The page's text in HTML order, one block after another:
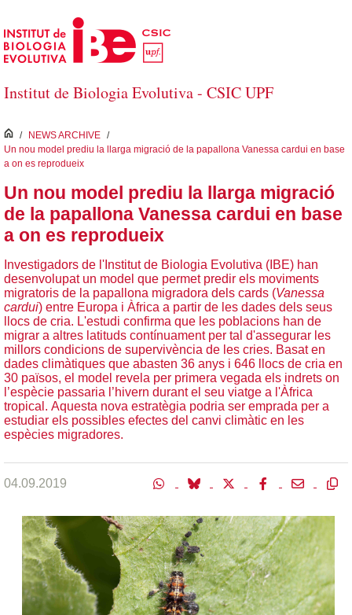
Salta al contingut principal
Institut de Biologia Evolutiva - CSIC UPF
inici
/ NEWS ARCHIVE /
Un nou model prediu la llarga migració de la papallona Vanessa cardui en base
a on es reprodueix
Un nou model prediu la llarga migració
de la papallona Vanessa cardui en base
a on es reprodueix
Investigadors de l'Institut de Biologia Evolutiva (IBE) han
desenvolupat un model que permet predir els moviments
migratoris de la papallona migradora dels cards (Vanessa
cardui) entre Europa i Àfrica a partir de les dades dels seus
llocs de cria. L'estudi confirma que les poblacions han de
migrar a altres latituds contínuament per tal d'assegurar les
millors condicions de supervivència de les cries. Basat en
dades climàtiques que abasten 36 anys i 646 llocs de cria en
30 països, el model revela per primera vegada els indrets on
l’espècie passaria l’hivern durant el seu viatge a l'Àfrica
tropical. Aquesta nova estratègia podria ser emprada per a
estudiar els possibles efectes del canvi climàtic en les
espècies migradores.
04.09.2019